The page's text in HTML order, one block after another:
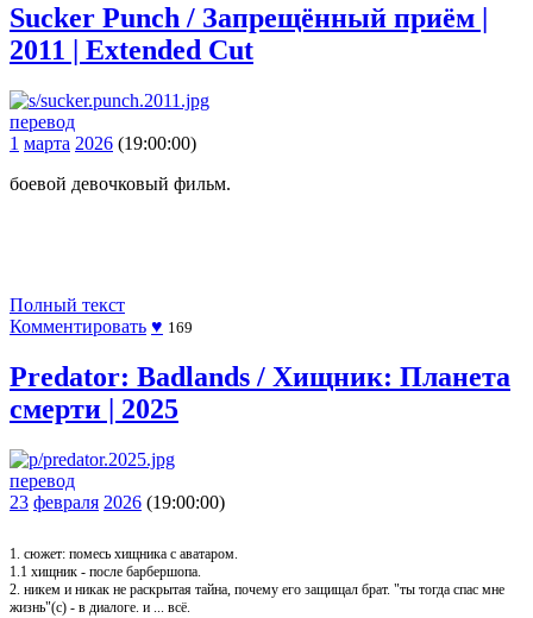
Sucker Punch / Запрещённый приём |
2011 | Extended Cut
перевод
1 марта 2026 (19:00:00)
боевой девочковый фильм.
Полный текст
Комментировать ♥ 169
Predator: Badlands / Хищник: Планета
смерти | 2025
перевод
23 февраля 2026 (19:00:00)
1. сюжет: помесь хищника с аватаром.
1.1 хищник - после барбершопа.
2. никем и никак не раскрытая тайна, почему его защищал брат. "ты тогда спас мне
жизнь"(с) - в диалоге. и ... всё.